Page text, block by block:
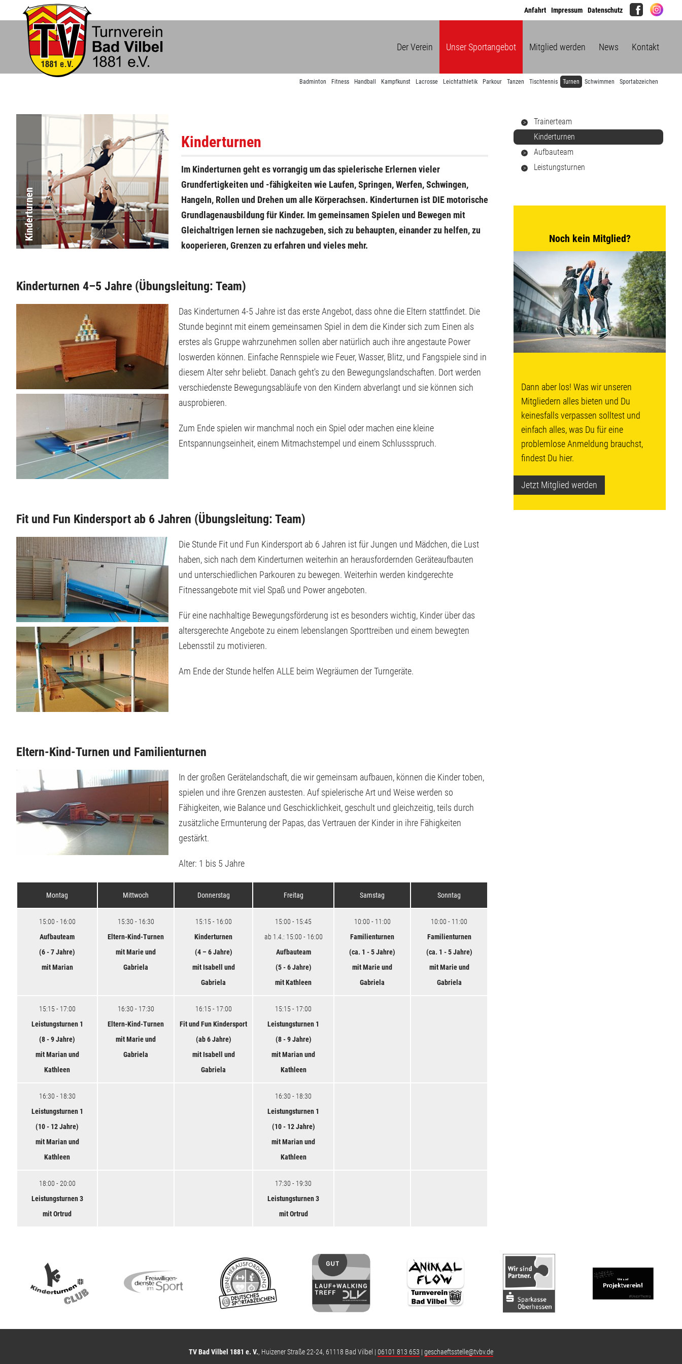
Anfahrt Impressum Datenschutz
Der Verein Unser Sportangebot
Badminton Fitness Handball Kampfkunst Lacrosse Leichtathletik Parkour Tanzen Tischtennis Turnen Schwimmen Sportabzeichen
Mitglied werden News Kontakt
Kinderturnen
Kinderturnen
Im Kinderturnen geht es vorrangig um das spielerische Erlernen vieler
Grundfertigkeiten und -fähigkeiten wie Laufen, Springen, Werfen, Schwingen,
Hangeln, Rollen und Drehen um alle Körperachsen. Kinderturnen ist DIE motorische
Grundlagenausbildung für Kinder. Im gemeinsamen Spielen und Bewegen mit
Gleichaltrigen lernen sie nachzugeben, sich zu behaupten, einander zu helfen, zu
kooperieren, Grenzen zu erfahren und vieles mehr.
Kinderturnen 4–5 Jahre (Übungsleitung: Team)
Das Kinderturnen 4-5 Jahre ist das erste Angebot, dass ohne die Eltern stattfindet. Die
Stunde beginnt mit einem gemeinsamen Spiel in dem die Kinder sich zum Einen als
erstes als Gruppe wahrzunehmen sollen aber natürlich auch ihre angestaute Power
loswerden können. Einfache Rennspiele wie Feuer, Wasser, Blitz, und Fangspiele sind in
diesem Alter sehr beliebt. Danach geht's zu den Bewegungslandschaften. Dort werden
verschiedenste Bewegungsabläufe von den Kindern abverlangt und sie können sich
ausprobieren.
Zum Ende spielen wir manchmal noch ein Spiel oder machen eine kleine
Entspannungseinheit, einem Mitmachstempel und einem Schlussspruch.
Fit und Fun Kindersport ab 6 Jahren (Übungsleitung: Team)
Die Stunde Fit und Fun Kindersport ab 6 Jahren ist für Jungen und Mädchen, die Lust
haben, sich nach dem Kinderturnen weiterhin an herausfordernden Geräteaufbauten
und unterschiedlichen Parkouren zu bewegen. Weiterhin werden kindgerechte
Fitnessangebote mit viel Spaß und Power angeboten.
Für eine nachhaltige Bewegungsförderung ist es besonders wichtig, Kinder über das
altersgerechte Angebote zu einem lebenslangen Sporttreiben und einem bewegten
Lebensstil zu motivieren.
Am Ende der Stunde helfen ALLE beim Wegräumen der Turngeräte.
Eltern-Kind-Turnen und Familienturnen
In der großen Gerätelandschaft, die wir gemeinsam aufbauen, können die Kinder toben,
spielen und ihre Grenzen austesten. Auf spielerische Art und Weise werden so
Fähigkeiten, wie Balance und Geschicklichkeit, geschult und gleichzeitig, teils durch
zusätzliche Ermunterung der Papas, das Vertrauen der Kinder in ihre Fähigkeiten
gestärkt.
Alter: 1 bis 5 Jahre
Montag Mittwoch Donnerstag Freitag Samstag Sonntag
15:00 - 16:00
Aufbauteam
(6 - 7 Jahre)
mit Marian
15:30 - 16:30
Eltern-Kind-Turnen
mit Marie und
Gabriela
15:15 - 16:00
Kinderturnen
(4 – 6 Jahre)
mit Isabell und
Gabriela
15:00 - 15:45
ab 1.4.: 15:00 - 16:00
Aufbauteam
(5 - 6 Jahre)
mit Kathleen
10:00 - 11:00
Familienturnen
(ca. 1 - 5 Jahre)
mit Marie und
Gabriela
10:00 - 11:00
Familienturnen
(ca. 1 - 5 Jahre)
mit Marie und
Gabriela
15:15 - 17:00
Leistungsturnen 1
(8 - 9 Jahre)
mit Marian und
Kathleen
16:30 - 17:30
Eltern-Kind-Turnen
mit Marie und
Gabriela
16:15 - 17:00
Fit und Fun Kindersport
(ab 6 Jahre)
mit Isabell und
Gabriela
15:15 - 17:00
Leistungsturnen 1
(8 - 9 Jahre)
mit Marian und
Kathleen
16:30 - 18:30
Leistungsturnen 1
(10 - 12 Jahre)
mit Marian und
Kathleen
16:30 - 18:30
Leistungsturnen 1
(10 - 12 Jahre)
mit Marian und
Kathleen
18:00 - 20:00
Leistungsturnen 3
mit Ortrud
17:30 - 19:30
Leistungsturnen 3
mit Ortrud
Trainerteam
Kinderturnen
Aufbauteam
Leistungsturnen
Noch kein Mitglied?
Dann aber los! Was wir unseren
Mitgliedern alles bieten und Du
keinesfalls verpassen solltest und
einfach alles, was Du für eine
problemlose Anmeldung brauchst,
findest Du hier.
Jetzt Mitglied werden
TV Bad Vilbel 1881 e. V., Huizener Straße 22-24, 61118 Bad Vilbel | 06101 813 653 | geschaeftsstelle@tvbv.de